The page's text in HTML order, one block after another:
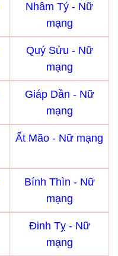
Nhâm Tý - Nữ
mạng
Quý Sửu - Nữ
mạng
Giáp Dần - Nữ
mạng
Ất Mão - Nữ mạng
Bính Thìn - Nữ
mạng
Đinh Tỵ - Nữ
mạng